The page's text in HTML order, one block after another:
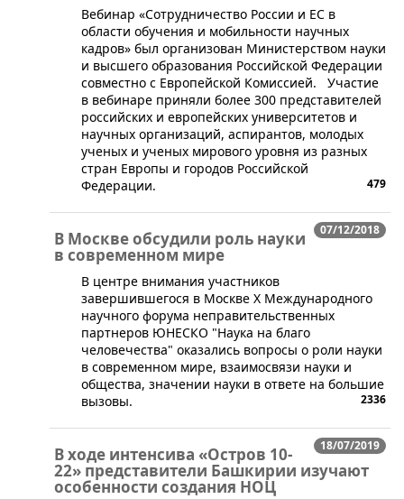
​Вебинар «Сотрудничество России и ЕС в
области обучения и мобильности научных
кадров» был организован Министерством науки
и высшего образования Российской Федерации
совместно с Европейской Комиссией. Участие
в вебинаре приняли более 300 представителей
российских и европейских университетов и
научных организаций, аспирантов, молодых
ученых и ученых мирового уровня из разных
стран Европы и городов Российской
Федерации.
479
07/12/2018
В Москве обсудили роль науки
в современном мире
​В центре внимания участников
завершившегося в Москве X Международного
научного форума неправительственных
партнеров ЮНЕСКО "Наука на благо
человечества" оказались вопросы о роли науки
в современном мире, взаимосвязи науки и
общества, значении науки в ответе на большие
вызовы.
2336
18/07/2019
В ходе интенсива «Остров 10-
22» представители Башкирии изучают
особенности создания НОЦ